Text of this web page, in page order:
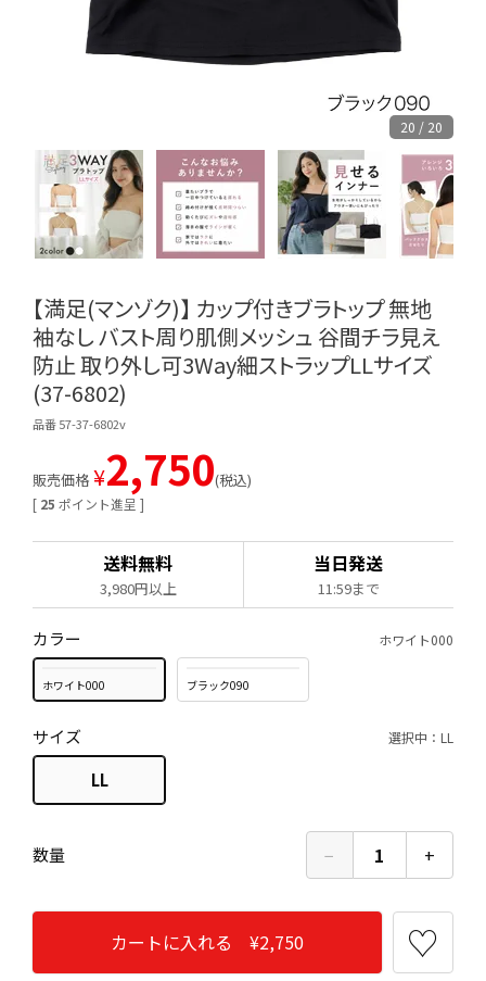
20 / 20
【満足(マンゾク)】 カップ付きブラトップ 無地
袖なし バスト周り肌側メッシュ 谷間チラ見え
防止 取り外し可3Way細ストラップLLサイズ
(37-6802)
品番 57-37-6802v
[ 25 ポイント進呈 ]
販売価格 ¥2,750 税込
送料無料
3,980円以上
当日発送
11:59まで
カラー ホワイト000
ホワイト000 ブラック090
サイズ 選択中：LL
LL
数量 − 1 +
カートに入れる ¥2,750